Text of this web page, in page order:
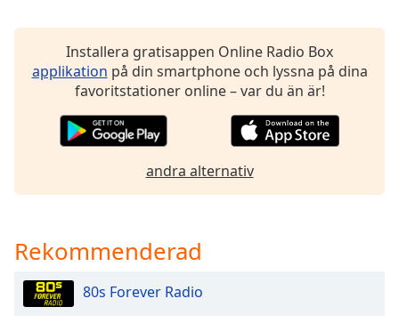
Background
Opacity
Caption
Area
Background
Color
Installera gratisappen Online Radio Box
applikation på din smartphone och lyssna på dina
favoritstationer online – var du än är!
andra alternativ
Rekommenderad
80s Forever Radio